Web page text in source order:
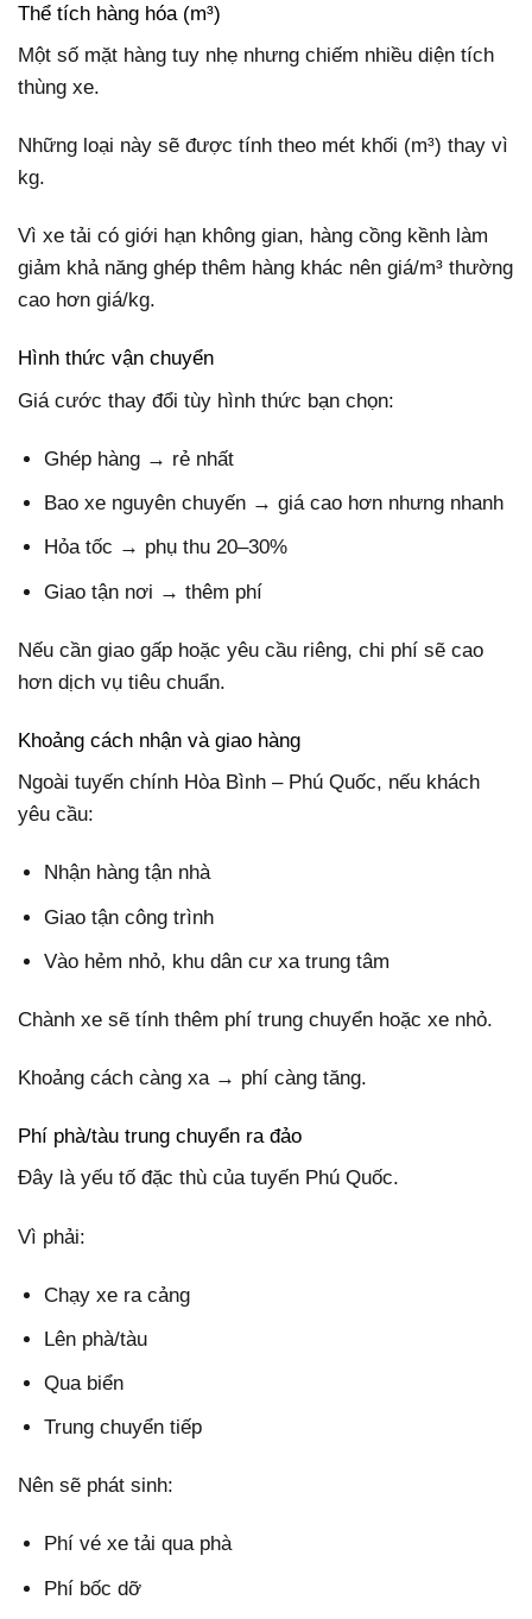
Thể tích hàng hóa (m³)
Một số mặt hàng tuy nhẹ nhưng chiếm nhiều diện tích
thùng xe.
Những loại này sẽ được tính theo mét khối (m³) thay vì
kg.
Vì xe tải có giới hạn không gian, hàng cồng kềnh làm
giảm khả năng ghép thêm hàng khác nên giá/m³ thường
cao hơn giá/kg.
Hình thức vận chuyển
Giá cước thay đổi tùy hình thức bạn chọn:
Ghép hàng → rẻ nhất
Bao xe nguyên chuyến → giá cao hơn nhưng nhanh
Hỏa tốc → phụ thu 20–30%
Giao tận nơi → thêm phí
Nếu cần giao gấp hoặc yêu cầu riêng, chi phí sẽ cao
hơn dịch vụ tiêu chuẩn.
Khoảng cách nhận và giao hàng
Ngoài tuyến chính Hòa Bình – Phú Quốc, nếu khách
yêu cầu:
Nhận hàng tận nhà
Giao tận công trình
Vào hẻm nhỏ, khu dân cư xa trung tâm
Chành xe sẽ tính thêm phí trung chuyển hoặc xe nhỏ.
Khoảng cách càng xa → phí càng tăng.
Phí phà/tàu trung chuyển ra đảo
Đây là yếu tố đặc thù của tuyến Phú Quốc.
Vì phải:
Chạy xe ra cảng
Lên phà/tàu
Qua biển
Trung chuyển tiếp
Nên sẽ phát sinh:
Phí vé xe tải qua phà
Phí bốc dỡ